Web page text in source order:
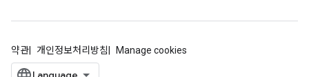
약관 개인정보처리방침 Manage cookies